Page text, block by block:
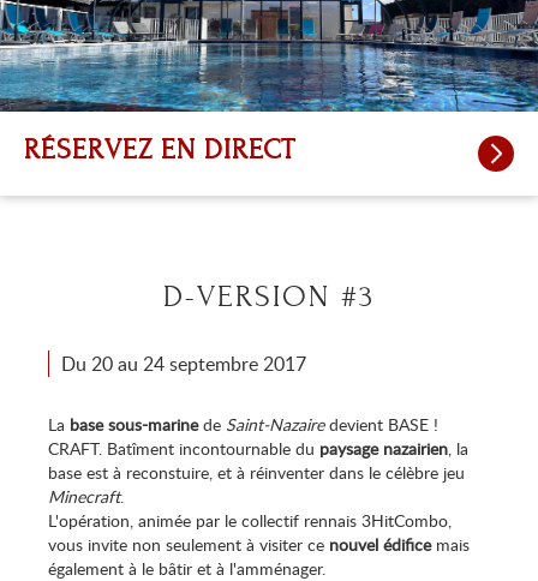
RÉSERVEZ EN DIRECT
D-VERSION #3
Du 20 au 24 septembre 2017
La base sous-marinede Saint-Nazairedevient BASE !
CRAFT. Batîment incontournable du paysage nazairien, la
base est à reconstuire, et à réinventer dans le célèbre jeu
Minecraft.
L'opération, animée par le collectif rennais 3HitCombo,
vous invite non seulement à visiter ce nouvel édificemais
également à le bâtir et à l'amménager.